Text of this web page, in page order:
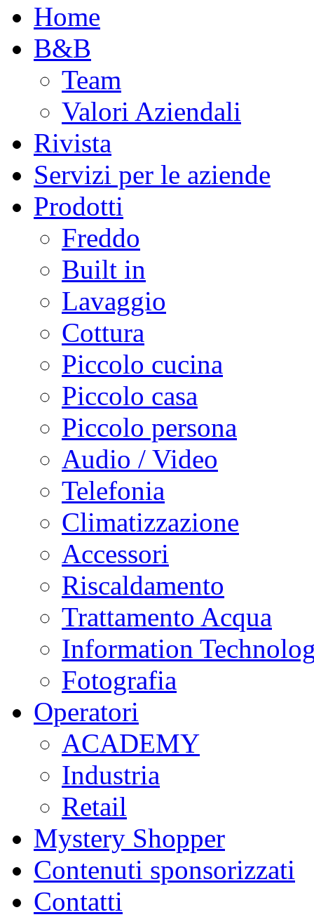
Home
B&B
Team
Valori Aziendali
Rivista
Servizi per le aziende
Prodotti
Freddo
Built in
Lavaggio
Cottura
Piccolo cucina
Piccolo casa
Piccolo persona
Audio / Video
Telefonia
Climatizzazione
Accessori
Riscaldamento
Trattamento Acqua
Information
Fotografia
Operatori
ACADEMY
Industria
Retail
Mystery Shopper
Contenuti sponsorizzati
Contatti